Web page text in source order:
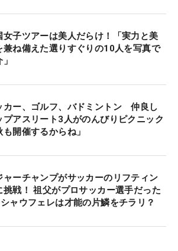
女子ツアーは美人だらけ！「実力と美
兼ね備えた選りすぐりの10人を写真で
カー、ゴルフ、バドミントン 仲良し
プアスリート3人がのんびりピクニック
も開催するからね」
ャーチャンプがサッカーのリフティン
挑戦！ 祖父がプロサッカー選手だった
ャウフェレは才能の片鱗をチラリ？